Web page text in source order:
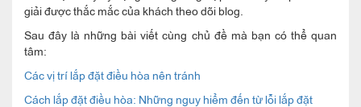
giải được thắc mắc của khách theo dõi blog.
Sau đây là những bài viết cùng chủ đề mà bạn có thể quan
tâm:
Các vị trí lắp đặt điều hòa nên tránh
Cách lắp đặt điều hòa: Những nguy hiểm đến từ lỗi lắp đặt